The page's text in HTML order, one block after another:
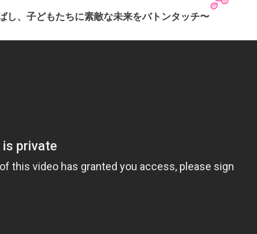
し、子どもたちに素敵な未来をバトンタッチ〜